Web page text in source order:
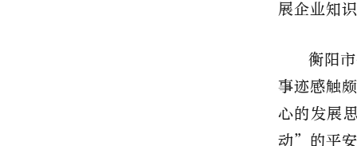
展企业知
衡阳
事迹感触
心的发展
动”的平